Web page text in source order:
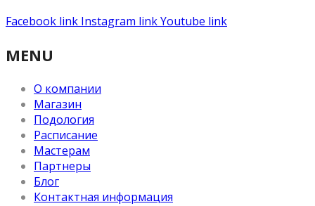
Facebook link Instagram linkYoutube link
MENU
О компании
Магазин
Подология
Расписание
Мастерам
Партнеры
Блог
Контактная информация